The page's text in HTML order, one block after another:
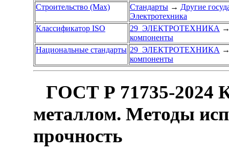
Строительство (Max)
Стандарты → Другие
Электротехника
Классификатор ISO
29 ЭЛЕКТРОТЕХНИКА
компоненты
Национальные стандарты 29 ЭЛЕКТРОТЕХНИКА
компоненты
ГОСТ Р 71735-2024
металлом. Методы
прочность